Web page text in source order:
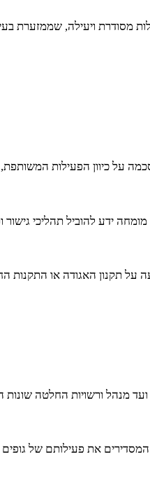
מסודרת ויעילה, שממזערת
על כיוון הפעילות
מומחה ידע להוביל תהליכי
על תקנון האגודה או התקנות
מנהל ורשויות החלטה
את פעילותם של